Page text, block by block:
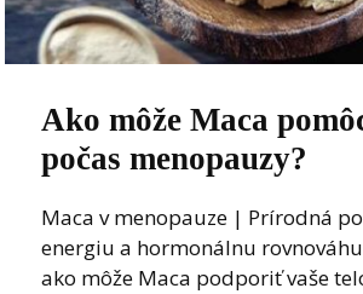
Ako môže Maca
počas menopauzy?
Maca v menopauze | Prírodná
energiu a hormonálnu
ako môže Maca podporiť vaše